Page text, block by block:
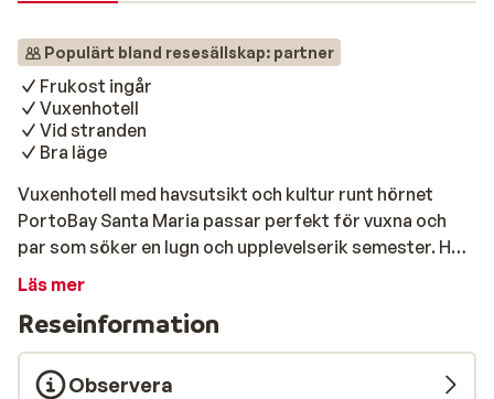
Populärt bland resesällskap: partner
Frukost ingår
Vuxenhotell
Vid stranden
Bra läge
Vuxenhotell med havsutsikt och kultur runt hörnet
PortoBay Santa Maria passar perfekt för vuxna och
par som söker en lugn och upplevelserik semester. Här
kombineras avkoppling med närhet till Funchals
små kullerstensgator. Du bor i ett vackert område
precis vid havet, i eleganta rum där varje detalj andas
komfort. Strand & pool Poolområdet är en riktig oas.
Läs mer
Reseinformation
Observera